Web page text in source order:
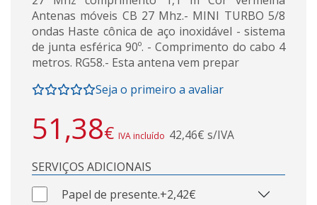
Antenas móveis CB 27 Mhz.- MINI TURBO 5/8
ondas Haste cônica de aço inoxidável - sistema
de junta esférica 90º. - Comprimento do cabo 4
metros. RG58.- Esta antena vem prepar
Seja o primeiro a avaliar
51,38€ IVA incluído 42,46€ s/IVA
SERVIÇOS ADICIONAIS
Papel de presente.+2,42€